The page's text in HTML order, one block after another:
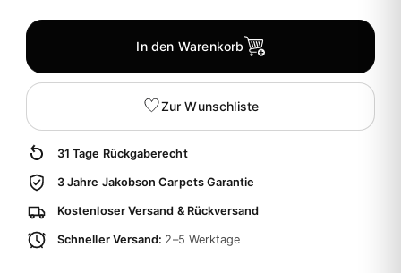
In den Warenkorb
Zur Wunschliste
31 Tage Rückgaberecht
3 Jahre Jakobson Carpets Garantie
Kostenloser Versand & Rückversand
Schneller Versand: 2–5 Werktage